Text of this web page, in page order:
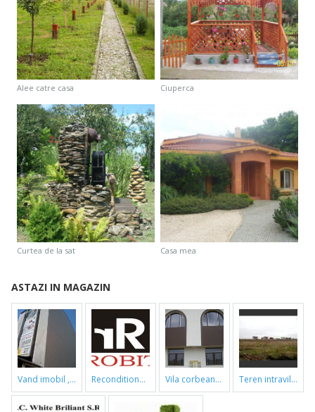
alee catre casa ciuperca
curtea de la sat casa mea
ASTAZI IN MAGAZIN
vand imobil ,790m,piata gorjului,pret negociabil reconditionari cazi de baie vila corbeanca teren intravilan